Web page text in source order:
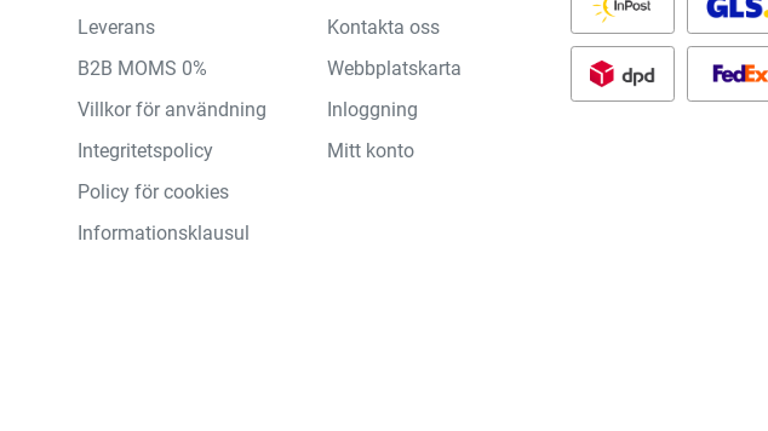
Leverans
B2B MOMS 0%
Villkor för användning
Integritetspolicy
Policy för cookies
Informationsklausul
Kontakta oss
Webbplatskarta
Inloggning
Mitt konto